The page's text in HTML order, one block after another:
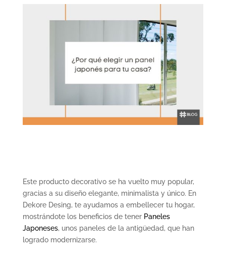
Este producto decorativo se ha vuelto muy popular,
gracias a su diseño elegante, minimalista y único. En
Dekore Desing, te ayudamos a embellecer tu hogar,
mostrándote los beneficios de tener Paneles
Japoneses, unos paneles de la antigüedad, que han
logrado modernizarse.